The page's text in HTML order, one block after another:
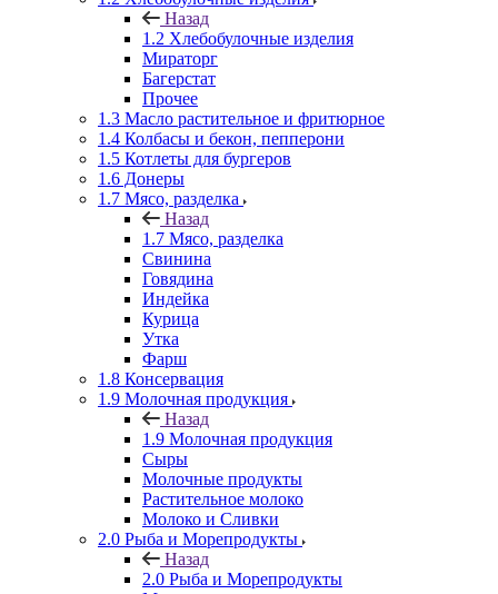
Назад
1.2 Хлебобулочные изделия
Мираторг
Багерстат
Прочее
1.3 Масло растительное и фритюрное
1.4 Колбасы и бекон, пепперони
1.5 Котлеты для бургеров
1.6 Донеры
1.7 Мясо, разделка
Назад
1.7 Мясо, разделка
Свинина
Говядина
Индейка
Курица
Утка
Фарш
1.8 Консервация
1.9 Молочная продукция
Назад
1.9 Молочная продукция
Сыры
Молочные продукты
Растительное молоко
Молоко и Сливки
2.0 Рыба и Морепродукты
Назад
2.0 Рыба и Морепродукты